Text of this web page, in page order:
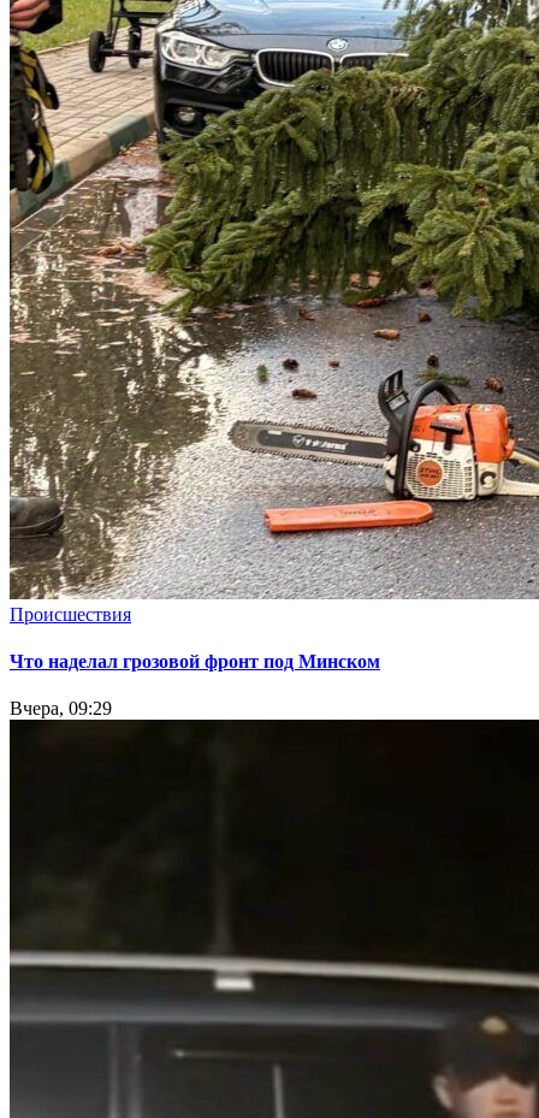
Происшествия
Что наделал грозовой фронт под Минском
Вчера, 09:29